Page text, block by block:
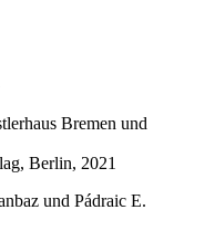
Bremen und
Berlin, 2021
und Pádraic E.